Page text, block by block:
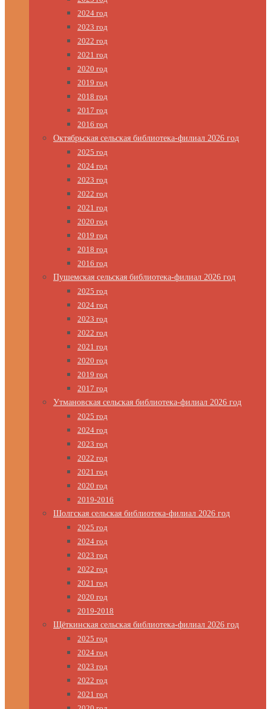
2024 год
2023 год
2022 год
2021 год
2020 год
2019 год
2018 год
2017 год
2016 год
Октябрьская сельская библиотека-филиал 2026 год
2025 год
2024 год
2023 год
2022 год
2021 год
2020 год
2019 год
2018 год
2016 год
Пушемская сельская библиотека-филиал 2026 год
2025 год
2024 год
2023 год
2022 год
2021 год
2020 год
2019 год
2017 год
Утмановская сельская библиотека-филиал 2026 год
2025 год
2024 год
2023 год
2022 год
2021 год
2020 год
2019-2016
Шолгская сельская библиотека-филиал 2026 год
2025 год
2024 год
2023 год
2022 год
2021 год
2020 год
2019-2018
Щёткинская сельская библиотека-филиал 2026 год
2025 год
2024 год
2023 год
2022 год
2021 год